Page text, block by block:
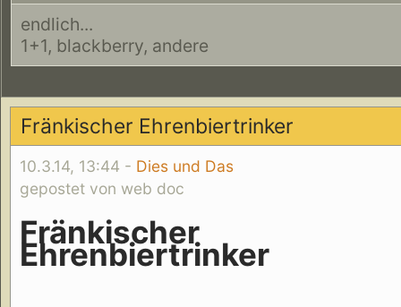
endlich...
1+1, blackberry, andere
Fränkischer Ehrenbiertrinker
10.3.14, 13:44 - Dies und Das
gepostet von web doc
Fränkischer
Ehrenbiertrinker